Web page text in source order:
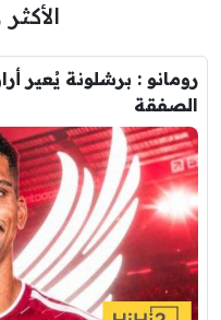
رومانو : برشلونة يُعير
الصفقة